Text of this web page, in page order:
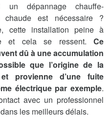
dépannage chauffe-
chaude est nécessaire ?
cette installation peine à
et cela se ressent. Ce
dû à une accumulation
que l’origine de la
provienne d’une fuite
électrique par exemple.
avec un professionnel
les meilleurs délais.